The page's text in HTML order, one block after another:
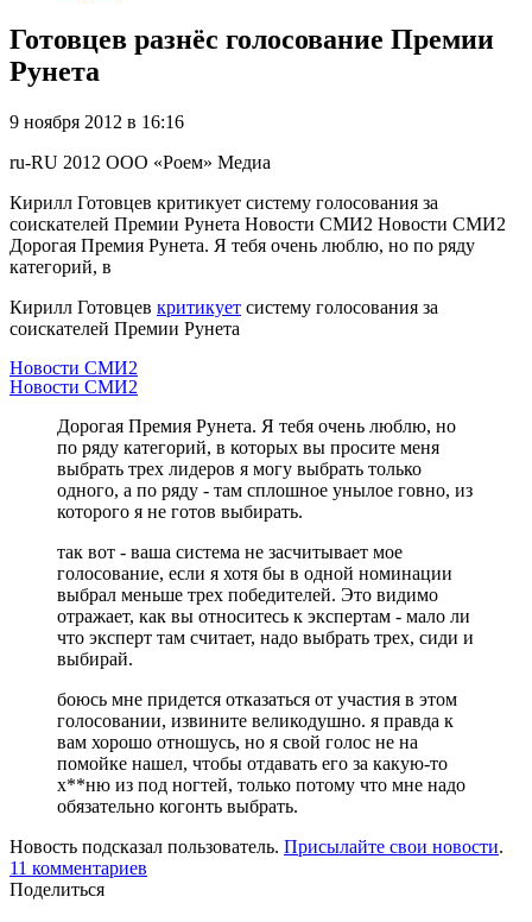
Готовцев разнёс голосование Премии
Рунета
9 ноября 2012 в 16:16
ru-RU 2012 ООО «Роем» Медиа
Кирилл Готовцев критикует систему голосования за
соискателей Премии Рунета Новости СМИ2 Новости СМИ2
Дорогая Премия Рунета. Я тебя очень люблю, но по ряду
категорий, в
Кирилл Готовцев критикует систему голосования за
соискателей Премии Рунета
Новости СМИ2
Новости СМИ2
Дорогая Премия Рунета. Я тебя очень люблю, но
по ряду категорий, в которых вы просите меня
выбрать трех лидеров я могу выбрать только
одного, а по ряду - там сплошное унылое говно, из
которого я не готов выбирать.
так вот - ваша система не засчитывает мое
голосование, если я хотя бы в одной номинации
выбрал меньше трех победителей. Это видимо
отражает, как вы относитесь к экспертам - мало ли
что эксперт там считает, надо выбрать трех, сиди и
выбирай.
боюсь мне придется отказаться от участия в этом
голосовании, извините великодушно. я правда к
вам хорошо отношусь, но я свой голос не на
помойке нашел, чтобы отдавать его за какую-то
х**ню из под ногтей, только потому что мне надо
обязательно когонть выбрать.
Новость подсказал пользователь. Присылайте свои новости.
11 комментариев
Поделиться